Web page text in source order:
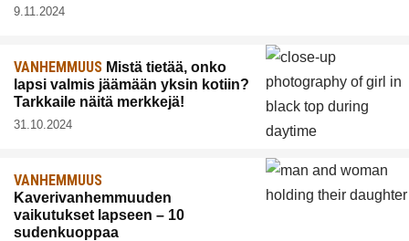
9.11.2024
VANHEMMUUS Mistä tietää, onko
lapsi valmis jäämään yksin kotiin?
Tarkkaile näitä merkkejä!
31.10.2024
VANHEMMUUS
Kaverivanhemmuuden
vaikutukset lapseen – 10
sudenkuoppaa